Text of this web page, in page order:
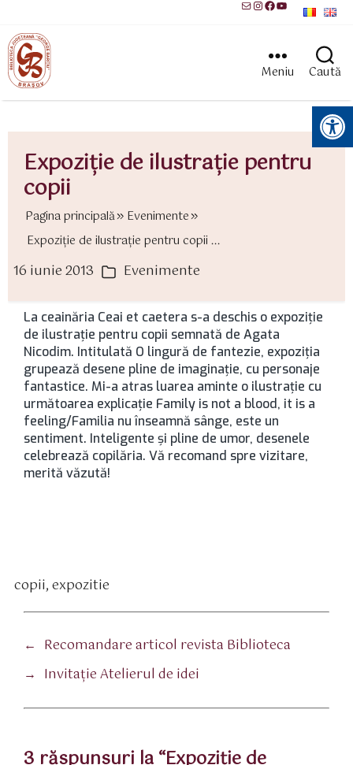
MailInstagram
Facebook
YouTube
Meniu Caută
Instrumente pentru accesibilitate
Expoziţie de ilustraţie pentru
copii
Pagina principală
Evenimente
Expoziţie de ilustraţie pentru copii ...
16 iunie 2013 Categorii
Evenimente
La ceainăria Ceai et caetera s-a deschis o expoziţie
de ilustraţie pentru copii semnată de Agata
Nicodim. Intitulată O lingură de fantezie, expoziţia
grupează desene pline de imaginaţie, cu personaje
fantastice. Mi-a atras luarea aminte o ilustraţie cu
următoarea explicaţie Family is not a blood, it is a
feeling/Familia nu înseamnă sânge, este un
sentiment. Inteligente şi pline de umor, desenele
celebrează copilăria. Vă recomand spre vizitare,
merită văzută!
copii,expozitie
← Recomandare articol revista Biblioteca
→ Invitaţie Atelierul de idei
3 răspunsuri la “Expoziţie de